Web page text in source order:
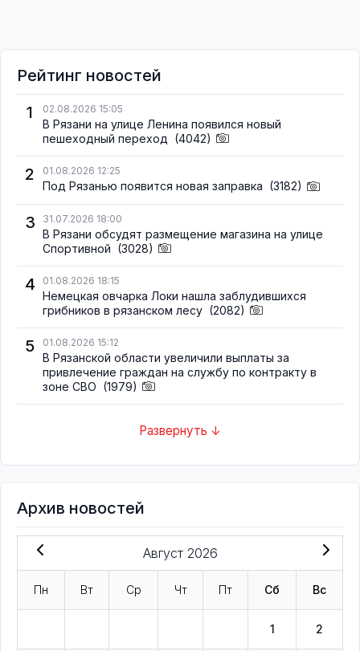
Рейтинг новостей
1
02.08.2026 15:05
В Рязани на улице Ленина появился новый
пешеходный переход (4042)
2 01.08.2026 12:25
Под Рязанью появится новая заправка (3182)
3 31.07.2026 18:00
В Рязани обсудят размещение магазина на улице
Спортивной (3028)
4 01.08.2026 18:15
Немецкая овчарка Локи нашла заблудившихся
грибников в рязанском лесу (2082)
5 01.08.2026 15:12
В Рязанской области увеличили выплаты за
привлечение граждан на службу по контракту в
зоне СВО (1979)
Развернуть ↓
Архив новостей
Август 2026
Пн Вт Ср Чт Пт Сб Вс
1 2